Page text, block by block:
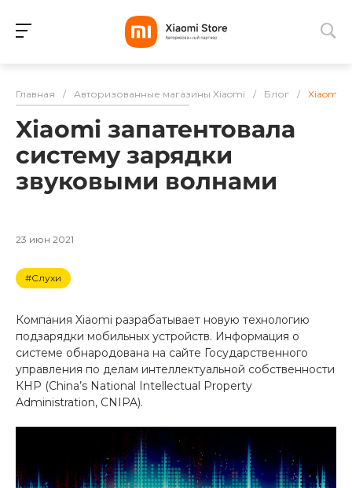
Разбейте
оплатуна части
без переплат
График платежей
Сегодня
Добавляйте товары
в корзину
Оплачивайте сегодня только
% картой любого банка
Главная / Авторизованные магазины Xiaomi / Блог / Xiaomi
Xiaomi запатентовала
систему зарядки
звуковыми волнами
23 июн 2021
#Слухи
Компания Xiaomi разрабатывает новую технологию
подзарядки мобильных устройств. Информация о
системе обнародована на сайте Государственного
управления по делам интеллектуальной собственности
КНР (China’s National Intellectual Property
Administration, CNIPA).